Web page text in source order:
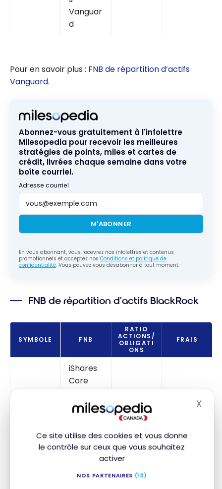
Ce site utilise des cookies et vous donne
le contrôle sur ceux que vous souhaitez
activer
NOS PARTENAIRES (13)
X
Vanguar
d
Pour en savoir plus : FNB de répartition d’actifs
Vanguard.
Abonnez-vous gratuitement à l'infolettre
Milesopedia pour recevoir les meilleures
stratégies de points, miles et cartes de
crédit, livrées chaque semaine dans votre
boîte courriel.
Adresse courriel
M'ABONNER
En vous abonnant, vous recevrez nos infolettres et contenus
promotionnels et acceptez nos Conditions et politique de
confidentialité. Vous pouvez vous désabonner à tout moment.
FNB de répartition d’actifs BlackRock
SYMBOLE FNB
RATIO
ACTIONS/
OBLIGATI
ONS
FRAIS
iShares
Core
Balance
Portfolio
iShares
Conserv